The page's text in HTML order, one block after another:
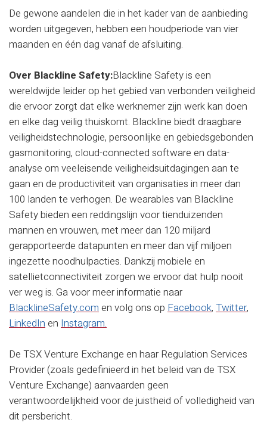
De gewone aandelen die in het kader van de aanbieding
worden uitgegeven, hebben een houdperiode van vier
maanden en één dag vanaf de afsluiting.
Over Blackline Safety:Blackline Safety is een
wereldwijde leider op het gebied van verbonden veiligheid
die ervoor zorgt dat elke werknemer zijn werk kan doen
en elke dag veilig thuiskomt. Blackline biedt draagbare
veiligheidstechnologie, persoonlijke en gebiedsgebonden
gasmonitoring, cloud-connected software en data-
analyse om veeleisende veiligheidsuitdagingen aan te
gaan en de productiviteit van organisaties in meer dan
100 landen te verhogen. De wearables van Blackline
Safety bieden een reddingslijn voor tienduizenden
mannen en vrouwen, met meer dan 120 miljard
gerapporteerde datapunten en meer dan vijf miljoen
ingezette noodhulpacties. Dankzij mobiele en
satellietconnectiviteit zorgen we ervoor dat hulp nooit
ver weg is. Ga voor meer informatie naar
BlacklineSafety.comen volg ons op Facebook, Twitter,
LinkedInen Instagram.
De TSX Venture Exchange en haar Regulation Services
Provider (zoals gedefinieerd in het beleid van de TSX
Venture Exchange) aanvaarden geen
verantwoordelijkheid voor de juistheid of volledigheid van
dit persbericht.